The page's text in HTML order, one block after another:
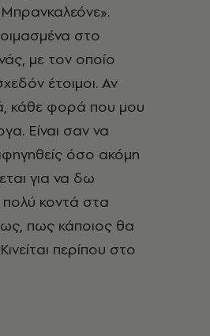
στο
με τον οποίο
έτοιμοι. Αν
κάθε φορά που μου
Είναι σαν να
όσο ακόμη
για να δω
πολύ κοντά στα
πως κάποιος θα
περίπου στο